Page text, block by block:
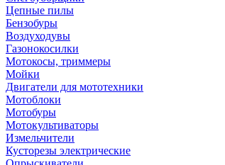
Цепные пилы
Бензобуры
Воздуходувы
Газонокосилки
Мотокосы, триммеры
Мойки
Двигатели для мототехники
Мотоблоки
Мотобуры
Мотокультиваторы
Измельчители
Кусторезы электрические